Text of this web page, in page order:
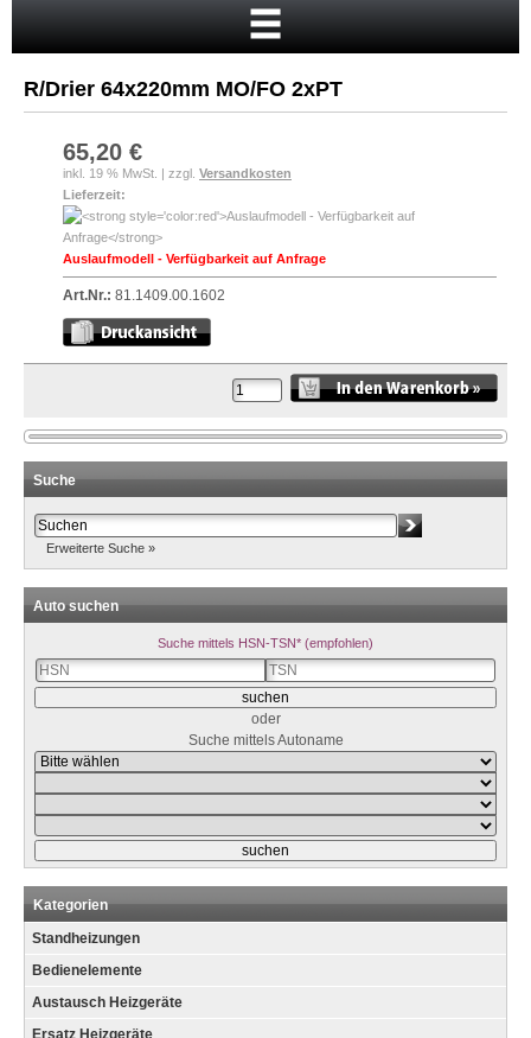
Neukunde?
Kasse
Anmelden
R/Drier 64x220mm MO/FO 2xPT
65,20 €
inkl. 19 % MwSt. | zzgl. Versandkosten
Lieferzeit:
Auslaufmodell - Verfügbarkeit auf Anfrage
Art.Nr.: 81.1409.00.1602
Suche
Erweiterte Suche »
Auto suchen
Suche mittels HSN-TSN* (empfohlen)
oder
Suche mittels Autoname
Kategorien
Standheizungen
Bedienelemente
Austausch Heizgeräte
Ersatz Heizgeräte